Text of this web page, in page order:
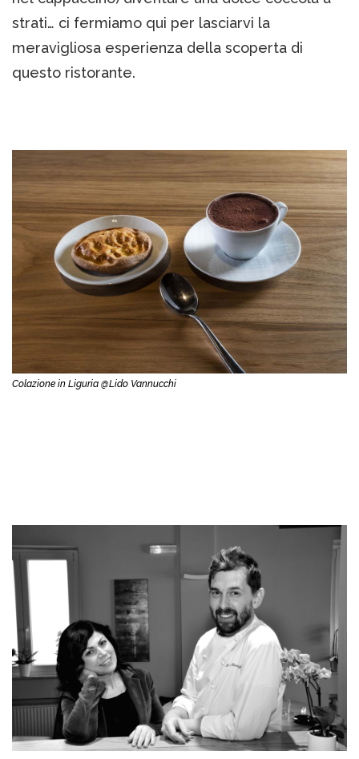
strati… ci fermiamo qui per lasciarvi la
meravigliosa esperienza della scoperta di
questo ristorante.
Colazione in Liguria @Lido Vannucchi